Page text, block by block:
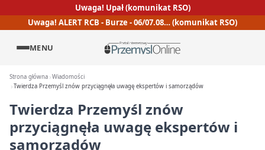
Uwaga! Upał (komunikat RSO)
Uwaga! ALERT RCB - Burze - 06/07.08… (komunikat RSO)
MENU
Strona główna Wiadomości
Twierdza Przemyśl znów przyciągnęła uwagę ekspertów i samorządów
Twierdza Przemyśl znów
przyciągnęła uwagę ekspertów i
samorządów